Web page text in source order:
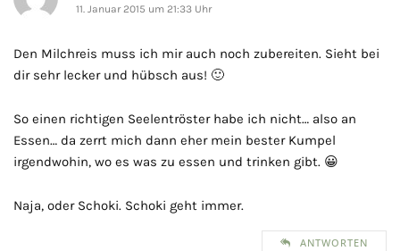
11. Januar 2015 um 21:33 Uhr
Den Milchreis muss ich mir auch noch zubereiten. Sieht bei
dir sehr lecker und hübsch aus! 🙂
So einen richtigen Seelentröster habe ich nicht… also an
Essen… da zerrt mich dann eher mein bester Kumpel
irgendwohin, wo es was zu essen und trinken gibt. 😀
Naja, oder Schoki. Schoki geht immer.
ANTWORTEN